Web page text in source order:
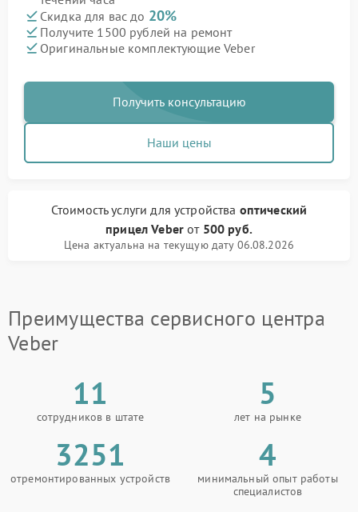
Скидка для вас до 20%
Получите 1500 рублей на ремонт
Оригинальные комплектующие Veber
Получить консультацию
Наши цены
Стоимость услугидля устройства оптический
прицел Veber от 500 руб.
Цена актуальна на текущую дату 06.08.2026
Преимущества сервисного центра
Veber
11
сотрудников в штате
5
лет на рынке
3251
отремонтированных устройств
4
минимальный опыт работы
специалистов